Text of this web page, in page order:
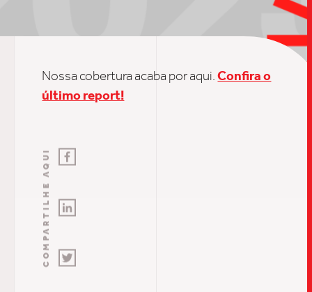
Nossa cobertura acaba por aqui.Confira o
último report!
COMPARTILHE AQUI